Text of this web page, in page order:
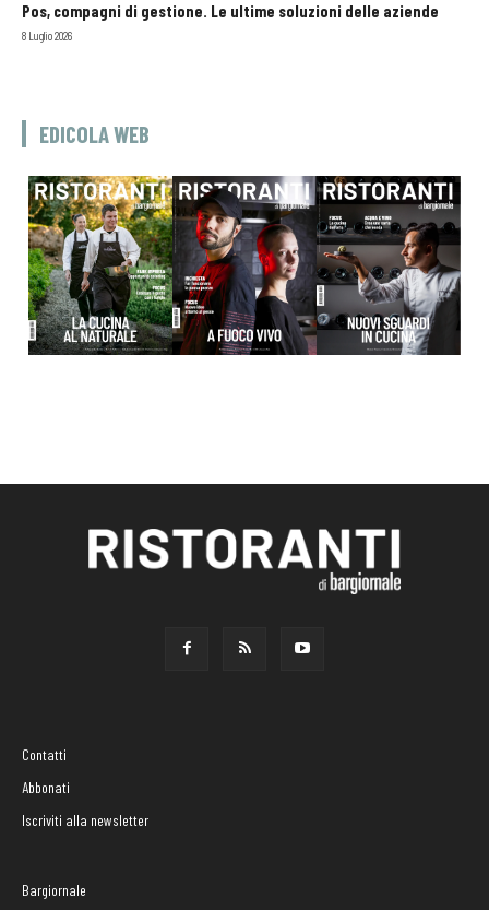
Pos, compagni di gestione. Le ultime soluzioni delle aziende
8 Luglio 2026
EDICOLA WEB
Contatti
Abbonati
Iscriviti alla newsletter
Bargiornale